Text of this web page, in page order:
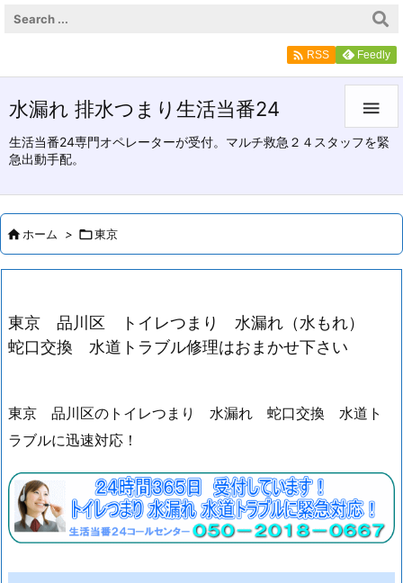
水漏れ 排水つまり生活当番24
生活当番24専門オペレーターが受付。マルチ救急２４スタッフを緊
急出動手配。

 RSS Feedly
ホーム > 東京
東京 品川区 トイレつまり 水漏れ（水もれ）
蛇口交換 水道トラブル修理はおまかせ下さい
東京 品川区のトイレつまり 水漏れ 蛇口交換 水道ト
ラブルに迅速対応！